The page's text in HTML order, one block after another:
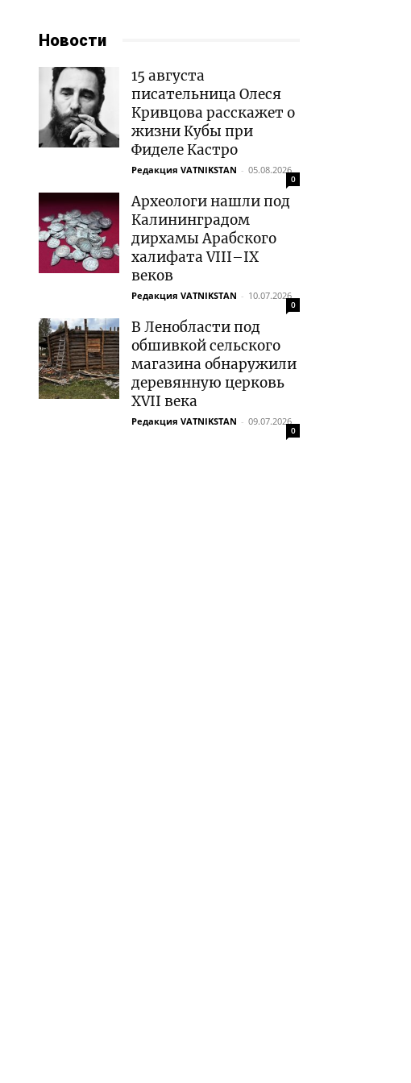
Новости
15 августа
писательница Олеся
Кривцова расскажет о
жизни Кубы при
Фиделе Кастро
Редакция VATNIKSTAN - 05.08.2026
0
Археологи нашли под
Калининградом
дирхамы Арабского
халифата VIII–IX
веков
Редакция VATNIKSTAN - 10.07.2026
0
В Ленобласти под
обшивкой сельского
магазина обнаружили
деревянную церковь
XVII века
Редакция VATNIKSTAN - 09.07.2026
0